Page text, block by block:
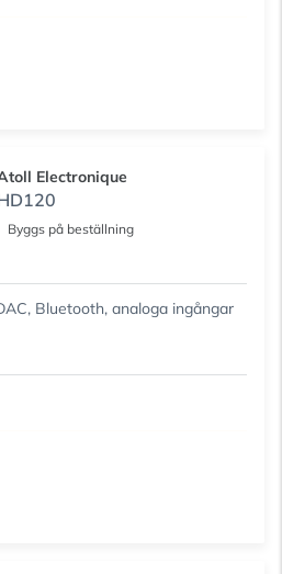
Electronique
Byggs på beställning
Bluetooth, analoga ingångar